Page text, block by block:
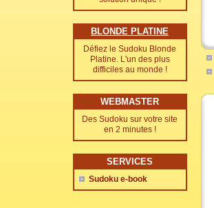
BLONDE PLATINE
Défiez le Sudoku Blonde
Platine. L'un des plus
difficiles au monde !
WEBMASTER
Des Sudoku sur votre site
en 2 minutes !
SERVICES
Sudoku e-book